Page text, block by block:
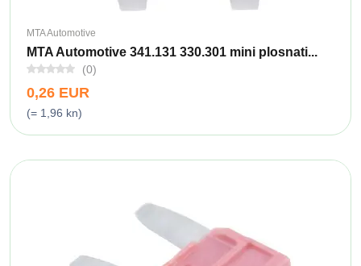
MTA Automotive
MTA Automotive 341.131 330.301 mini plosnati...
(0)
0,26 EUR
(= 1,96 kn)